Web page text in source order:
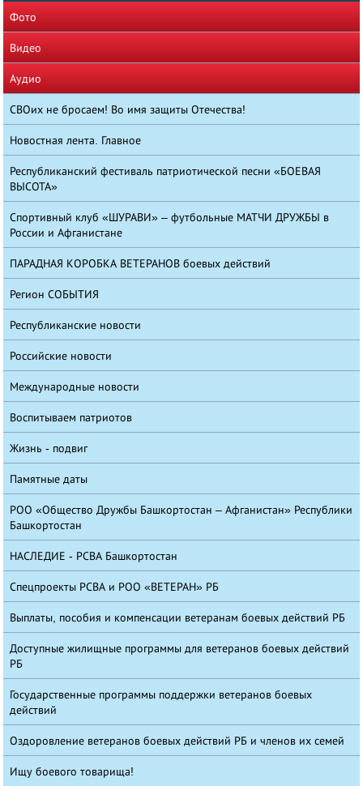
Фото
Видео
Аудио
СВОих не бросаем! Во имя защиты Отечества!
Новостная лента. Главное
Республиканский фестиваль патриотической песни «БОЕВАЯ
ВЫСОТА»
Спортивный клуб «ШУРАВИ» – футбольные МАТЧИ ДРУЖБЫ в
России и Афганистане
ПАРАДНАЯ КОРОБКА ВЕТЕРАНОВ боевых действий
Регион СОБЫТИЯ
Республиканские новости
Российские новости
Международные новости
Воспитываем патриотов
Жизнь - подвиг
Памятные даты
РОО «Общество Дружбы Башкортостан – Афганистан» Республики
Башкортостан
НАСЛЕДИЕ - РСВА Башкортостан
Спецпроекты РСВА и РОО «ВЕТЕРАН» РБ
Выплаты, пособия и компенсации ветеранам боевых действий РБ
Доступные жилищные программы для ветеранов боевых действий
РБ
Государственные программы поддержки ветеранов боевых
действий
Оздоровление ветеранов боевых действий РБ и членов их семей
Ищу боевого товарища!